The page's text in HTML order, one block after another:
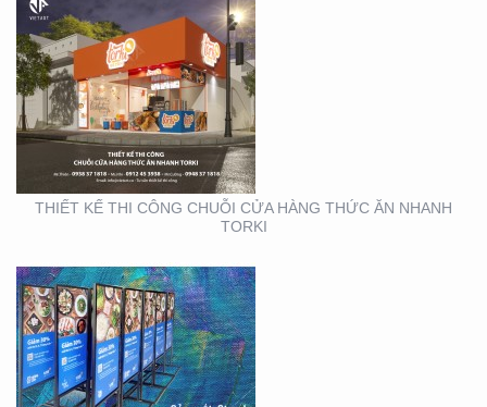
THIẾT KẾ THI CÔNG CHUỖI CỬA HÀNG THỨC ĂN NHANH
TORKI
SẢN XUẤT STANDEE TẠI
TP. HỒ CHÍ MINH
THIẾT KẾ THI CÔNG
KIOSK TẠI TP. HỒ CHÍ
MINH